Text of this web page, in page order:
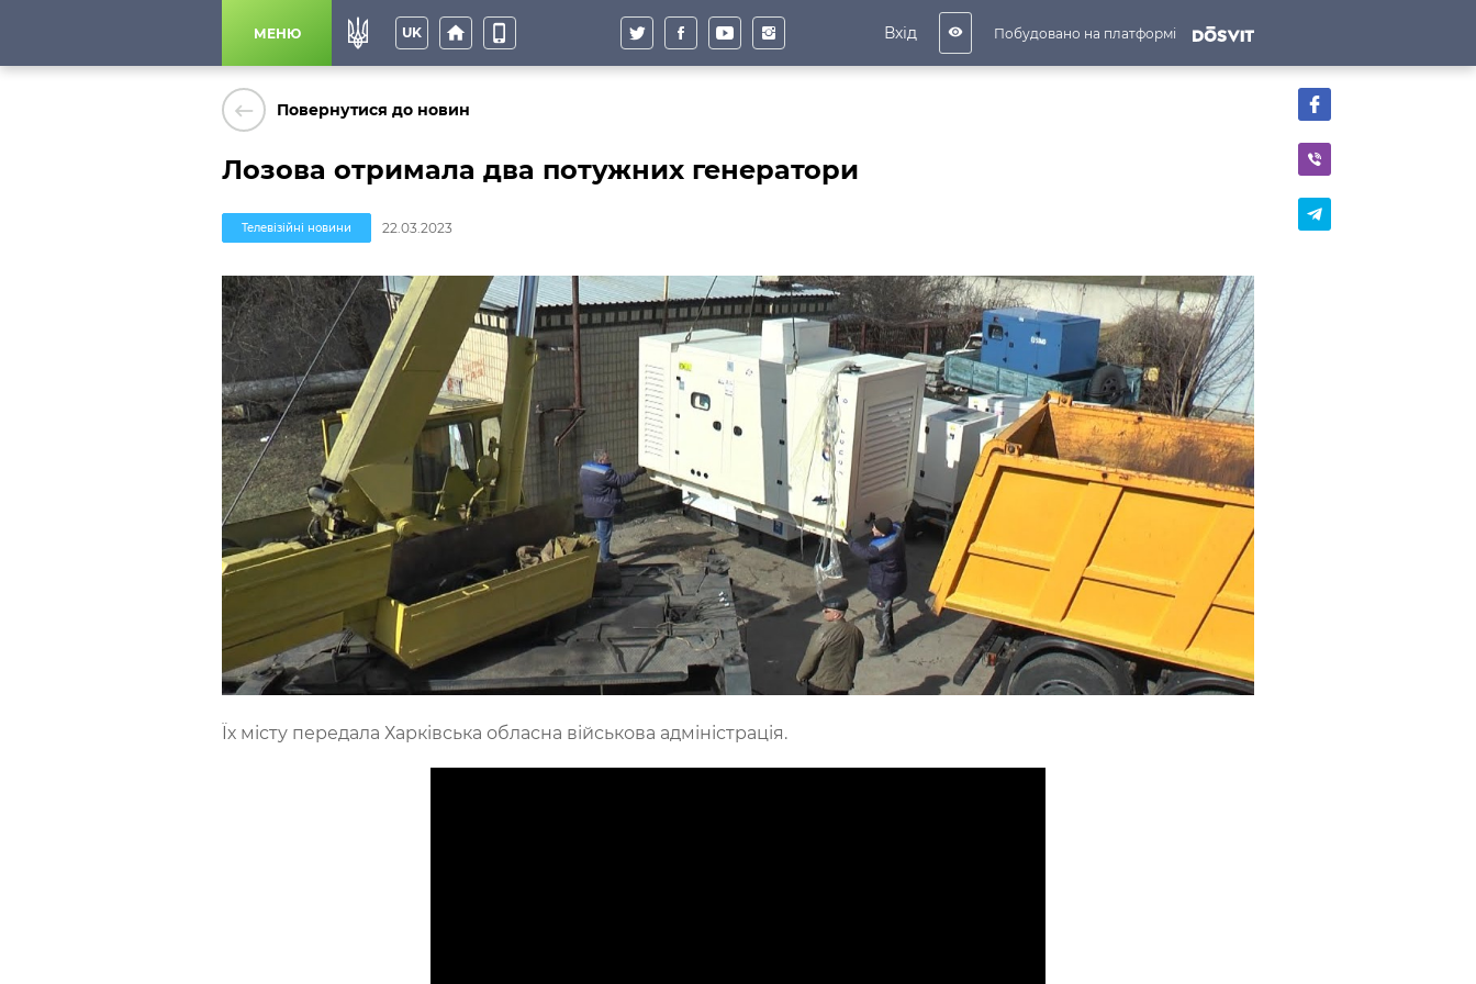
МЕНЮ UK home phone_iphone Вхід visibility Побудовано на платформі
keyboard_backspace Повернутися до новин
Лозова отримала два потужних генератори
Телевізійні новини 22.03.2023
Їх місту передала Харківська обласна військова адміністрація.